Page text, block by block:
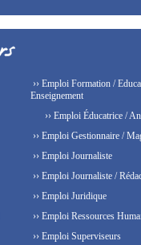
›› Emploi Formation /
Enseignement
›› Emploi Éducatrice /
›› Emploi Gestionnaire /
›› Emploi Journaliste
›› Emploi Journaliste /
›› Emploi Juridique
›› Emploi Ressources
›› Emploi Superviseurs